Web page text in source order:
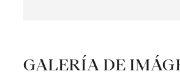
GALERÍA DE